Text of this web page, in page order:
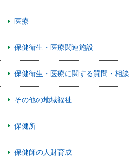
医療
保健衛生・医療関連施設
保健衛生・医療に関する質問・相談
その他の地域福祉
保健所
保健師の人財育成